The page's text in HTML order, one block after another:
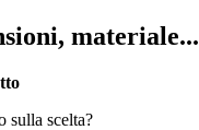
materiale...
sulla scelta?